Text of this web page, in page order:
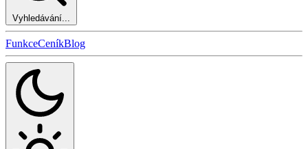
Vyhledávání...
FunkceCeníkBlog